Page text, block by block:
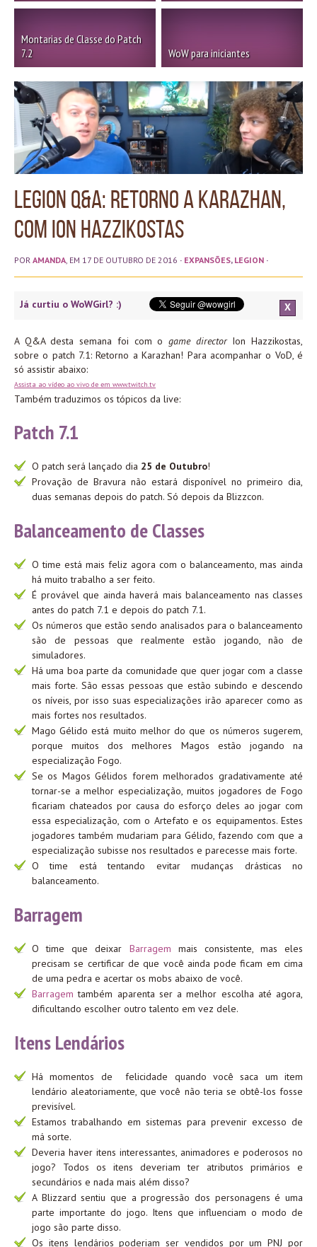
Montarias de Classe do Patch
7.2
WoW para iniciantes
Legion Q&A: Retorno a Karazhan,
com Ion Hazzikostas
POR AMANDA , EM 17 DE OUTUBRO DE 2016 · EXPANSÕES, LEGION ·
Já curtiu o WoWGirl? :) X
A Q&A desta semana foi com o game directorIon Hazzikostas,
sobre o patch 7.1: Retorno a Karazhan! Para acompanhar o VoD, é
só assistir abaixo:
Assista ao vídeo ao vivo de em www.twitch.tv
Também traduzimos os tópicos da live:
Patch 7.1
O patch será lançado dia 25 de Outubro!
Provação de Bravura não estará disponível no primeiro dia,
duas semanas depois do patch. Só depois da Blizzcon.
Balanceamento de Classes
O time está mais feliz agora com o balanceamento, mas ainda
há muito trabalho a ser feito.
É provável que ainda haverá mais balanceamento nas classes
antes do patch 7.1 e depois do patch 7.1.
Os números que estão sendo analisados para o balanceamento
são de pessoas que realmente estão jogando, não de
simuladores.
Há uma boa parte da comunidade que quer jogar com a classe
mais forte. São essas pessoas que estão subindo e descendo
os níveis, por isso suas especializações irão aparecer como as
mais fortes nos resultados.
Mago Gélido está muito melhor do que os números sugerem,
porque muitos dos melhores Magos estão jogando na
especialização Fogo.
Se os Magos Gélidos forem melhorados gradativamente até
tornar-se a melhor especialização, muitos jogadores de Fogo
ficariam chateados por causa do esforço deles ao jogar com
essa especialização, com o Artefato e os equipamentos. Estes
jogadores também mudariam para Gélido, fazendo com que a
especialização subisse nos resultados e parecesse mais forte.
O time está tentando evitar mudanças drásticas no
balanceamento.
Barragem
O time que deixar Barragem mais consistente, mas eles
precisam se certificar de que você ainda pode ficam em cima
de uma pedra e acertar os mobs abaixo de você.
Barragem também aparenta ser a melhor escolha até agora,
dificultando escolher outro talento em vez dele.
Itens Lendários
Há momentos de felicidade quando você saca um item
lendário aleatoriamente, que você não teria se obtê-los fosse
previsível.
Estamos trabalhando em sistemas para prevenir excesso de
má sorte.
Deveria haver itens interessantes, animadores e poderosos no
jogo? Todos os itens deveriam ter atributos primários e
secundários e nada mais além disso?
A Blizzard sentiu que a progressão dos personagens é uma
parte importante do jogo. Itens que influenciam o modo de
jogo são parte disso.
Os itens lendários poderiam ser vendidos por um PNJ por